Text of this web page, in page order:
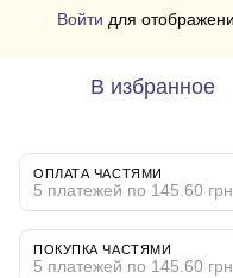
Войти для
В избранное
ОПЛАТА ЧАСТЯМИ
5 платежей по 145.60 грн
ПОКУПКА ЧАСТЯМИ
5 платежей по 145.60 грн